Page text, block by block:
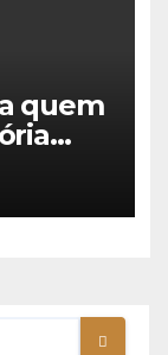
quem